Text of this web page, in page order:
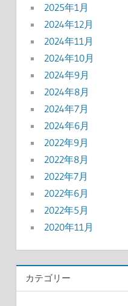
2025年1月
2024年12月
2024年11月
2024年10月
2024年9月
2024年8月
2024年7月
2024年6月
2022年9月
2022年8月
2022年7月
2022年6月
2022年5月
2020年11月
カテゴリー